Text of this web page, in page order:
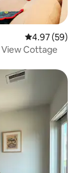
Calificación
4.97 (59)
View Cottage